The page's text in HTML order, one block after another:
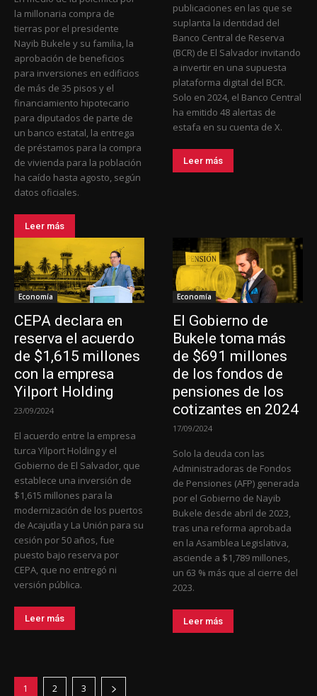
la millonaria compra de
tierras por el presidente
Nayib Bukele y su familia, la
aprobación de beneficios
para inversiones en edificios
de más de 35 pisos y el
financiamiento hipotecario
para diputados de parte de
un banco estatal, la entrega
de préstamos para la compra
de vivienda para la población
ha caído hasta agosto, según
datos oficiales.
Leer más
publicaciones en las que se
suplanta la identidad del
Banco Central de Reserva
(BCR) de El Salvador invitando
a invertir en una supuesta
plataforma digital del BCR.
Solo en 2024, el Banco Central
ha emitido 48 alertas de
estafa en su cuenta de X.
Leer más
Economía
CEPA declara en
reserva el acuerdo
de $1,615 millones
con la empresa
Yilport Holding
23/09/2024
El acuerdo entre la empresa
turca Yilport Holding y el
Gobierno de El Salvador, que
establece una inversión de
$1,615 millones para la
modernización de los puertos
de Acajutla y La Unión para su
cesión por 50 años, fue
puesto bajo reserva por
CEPA, que no entregó ni
versión pública.
Leer más
Economía
El Gobierno de
Bukele toma más
de $691 millones
de los fondos de
pensiones de los
cotizantes en 2024
17/09/2024
Solo la deuda con las
Administradoras de Fondos
de Pensiones (AFP) generada
por el Gobierno de Nayib
Bukele desde abril de 2023,
tras una reforma aprobada
en la Asamblea Legislativa,
asciende a $1,789 millones,
un 63 % más que al cierre del
2023.
Leer más
1 2 3